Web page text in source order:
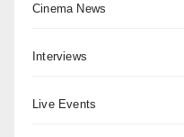
Cinema News
Interviews
Live Events